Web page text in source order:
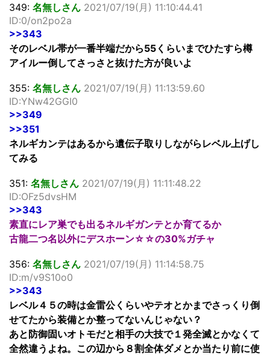
349: 名無しさん 2021/07/19(月) 11:10:44.41
ID:0/on2po2a
>>343
そのレベル帯が一番半端だから55くらいまでひたすら樽
アイルー倒してさっさと抜けた方が良いよ
355: 名無しさん 2021/07/19(月) 11:13:59.60
ID:YNw42GGI0
>>349
>>351
ネルギカンテはあるから遺伝子取りしながらレベル上げし
てみる
351: 名無しさん 2021/07/19(月) 11:11:48.22
ID:OFz5dvsHM
>>343
素直にレア巣でも出るネルギガンテとか育てるか
古龍二つ名以外にデスホーン☆☆の30%ガチャ
356: 名無しさん 2021/07/19(月) 11:14:58.75
ID:m/v9S10o0
>>343
レベル４５の時は金雷公くらいやテオとかまでさっくり倒
せてたから装備とか整ってないんじゃない？
あと防御固いオトモだと相手の大技で１発全滅とかなくて
全然違うよね。この辺から８割全体ダメとか当たり前に使